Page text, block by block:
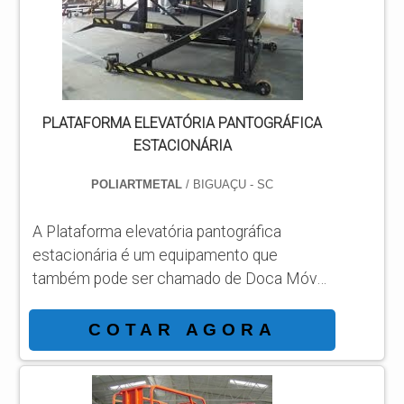
fica sob o chassi do veículo, deixando livre
o acesso pela traseira do conjunto,
permitin...
PLATAFORMA ELEVATÓRIA PANTOGRÁFICA
ESTACIONÁRIA
POLIARTMETAL/ BIGUAÇU - SC
A Plataforma elevatória pantográfica
estacionária é um equipamento que
também pode ser chamado de Doca Móvel
com acionamento por uma bomba
hidráulica manual usada no processo
industrial para melhoria na produção e
movimentação dos materiais. O produto é
COTAR AGORA